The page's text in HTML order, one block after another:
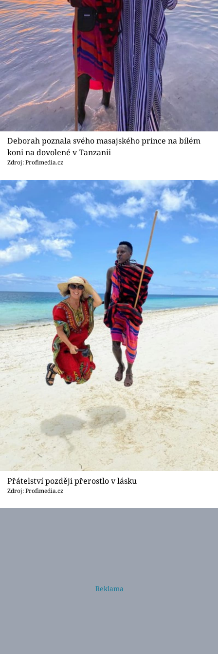
Videa
Sledujte prima+
Přihlášení
Sledujte nás
Deborah poznala svého masajského prince na bílém
koni na dovolené v Tanzanii
Zdroj: Profimedia.cz
Přátelství později přerostlo v lásku
Zdroj: Profimedia.cz